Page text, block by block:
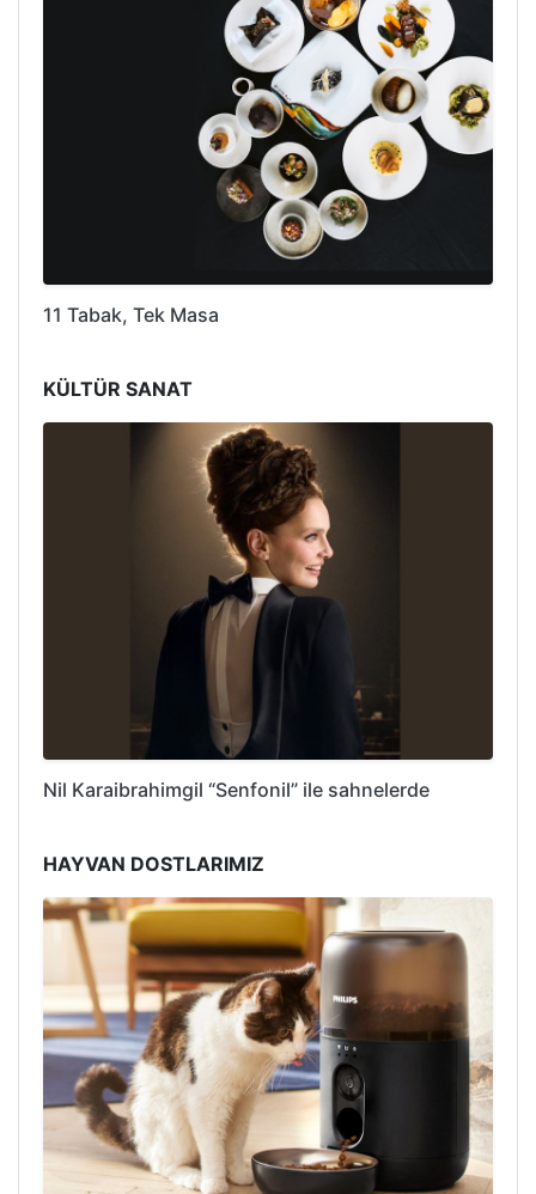
11 Tabak, Tek Masa
KÜLTÜR SANAT
Nil Karaibrahimgil “Senfonil” ile sahnelerde
HAYVAN DOSTLARIMIZ